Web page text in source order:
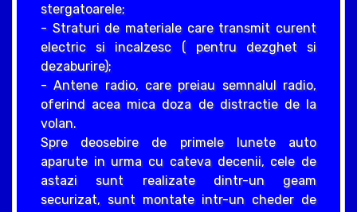
stergatoarele;
- Straturi de materiale care transmit curent
electric si incalzesc ( pentru dezghet si
dezaburire);
- Antene radio, care preiau semnalul radio,
oferind acea mica doza de distractie de la
volan.
Spre deosebire de primele lunete auto
aparute in urma cu cateva decenii, cele de
astazi sunt realizate dintr-un geam
securizat, sunt montate intr-un cheder de